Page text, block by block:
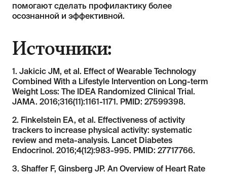
помогают сделать профилактику более
осознанной и эффективной.
Источники:
1. Jakicic JM, et al. Effect of Wearable Technology
Combined With a Lifestyle Intervention on Long-term
Weight Loss: The IDEA Randomized Clinical Trial.
JAMA. 2016;316(11):1161-1171. PMID: 27599398.
2. Finkelstein EA, et al. Effectiveness of activity
trackers to increase physical activity: systematic
review and meta-analysis. Lancet Diabetes
Endocrinol. 2016;4(12):983-995. PMID: 27717766.
3. Shaffer F, Ginsberg JP. An Overview of Heart Rate